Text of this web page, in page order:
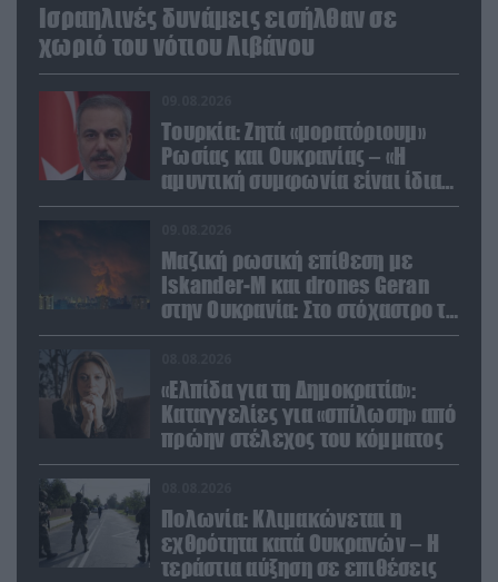
Ισραηλινές δυνάμεις εισήλθαν σε
χωριό του νότιου Λιβάνου
Τουρκία: Ζητά «μορατόριουμ»
Ρωσίας και Ουκρανίας – «Η
αμυντική συμφωνία είναι ίδια
με το άρθρο 5 του ΝΑΤΟ» (upd)
Μαζική ρωσική επίθεση με
Iskander-M και drones Geran
στην Ουκρανία: Στο στόχαστρο το
εργοστάσιο των Flamingo
«Ελπίδα για τη Δημοκρατία»:
Καταγγελίες για «σπίλωση» από
πρώην στέλεχος του κόμματος
Πολωνία: Κλιμακώνεται η
εχθρότητα κατά Ουκρανών – Η
τεράστια αύξηση σε επιθέσεις